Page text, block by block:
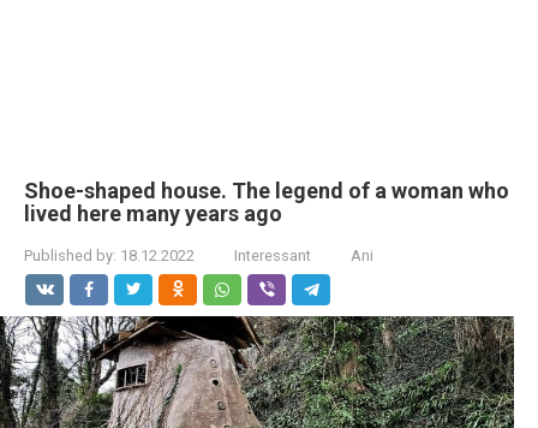
Shoe-shaped house. The legend of a woman who
lived here many years ago
Published by: 18.12.2022 Interessant Ani